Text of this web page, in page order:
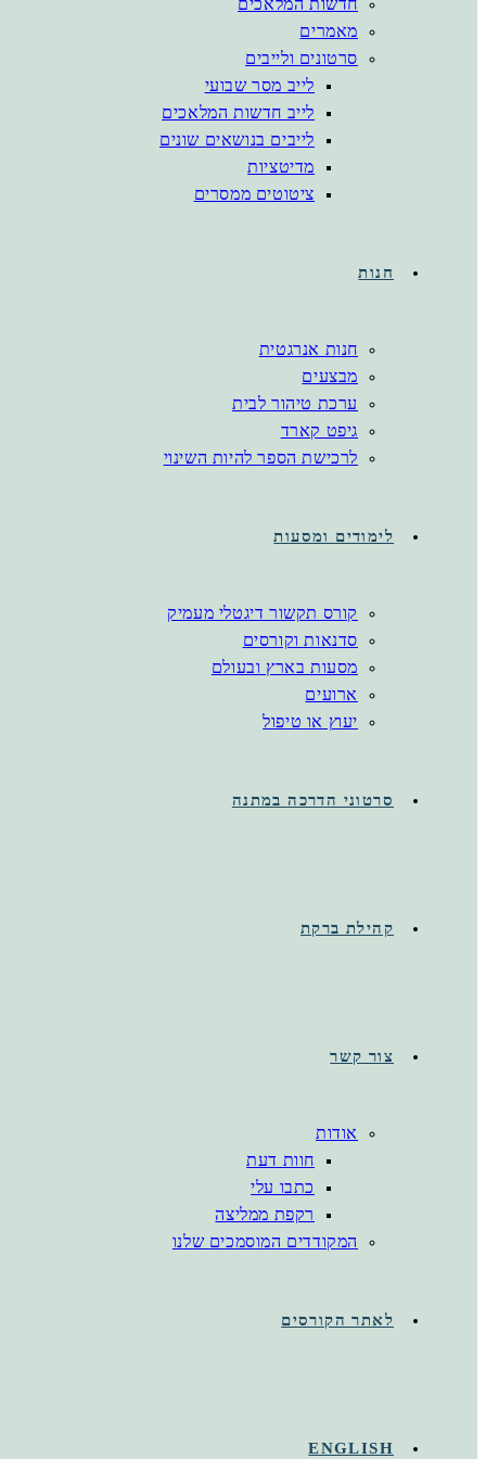
חדשות המלאכים
מאמרים
סרטונים ולייבים
לייב מסר שבועי
לייב חדשות המלאכים
לייבים בנושאים שונים
מדיטציות
ציטוטים ממסרים
חנות
חנות אנרגטית
מבצעים
ערכת טיהור לבית
גיפט קארד
לרכישת הספר להיות השינוי
לימודים ומסעות
קורס תקשור דיגטלי מעמיק
סדנאות וקורסים
מסעות בארץ ובעולם
ארועים
יעוץ או טיפול
סרטוני הדרכה במתנה
קהילת ברקת
צור קשר
אודות
חוות דעת
כתבו עלי
רקפת ממליצה
המקודדים המוסמכים שלנו
לאתר הקורסים
ENGLISH